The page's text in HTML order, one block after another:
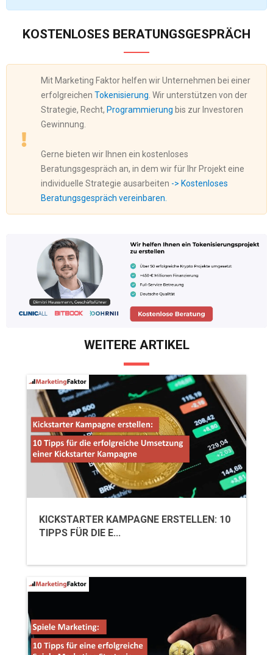
KOSTENLOSES BERATUNGSGESPRÄCH
Mit Marketing Faktor helfen wir Unternehmen bei einer
erfolgreichen Tokenisierung. Wir unterstützen von der
Strategie, Recht, Programmierung bis zur Investoren
Gewinnung.
Gerne bieten wir Ihnen ein kostenloses
Beratungsgespräch an, in dem wir für Ihr Projekt eine
individuelle Strategie ausarbeiten -> Kostenloses
Beratungsgespräch vereinbaren.
WEITERE ARTIKEL
KICKSTARTER KAMPAGNE ERSTELLEN: 10
TIPPS FÜR DIE E...